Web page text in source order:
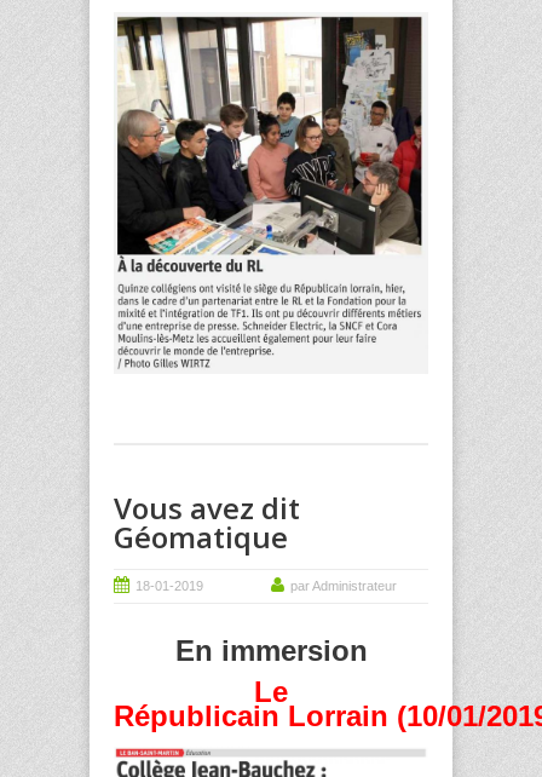
Vous avez dit
Géomatique
18-01-2019 par Administrateur
En immersion
Le
Républicain Lorrain (10/01/